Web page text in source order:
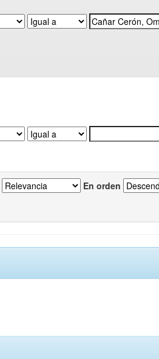
En orden